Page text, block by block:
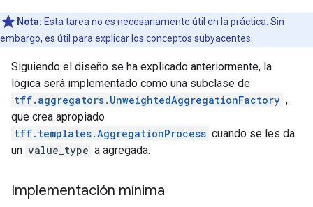
Nota: Esta tarea no es necesariamente útil en la práctica. Sin
embargo, es útil para explicar los conceptos subyacentes.
Siguiendo el diseño se ha explicado anteriormente, la
lógica será implementado como una subclase de
tff.aggregators.UnweightedAggregationFactory ,
que crea apropiado
tff.templates.AggregationProcess cuando se les da
un value_type a agregada:
Implementación mínima